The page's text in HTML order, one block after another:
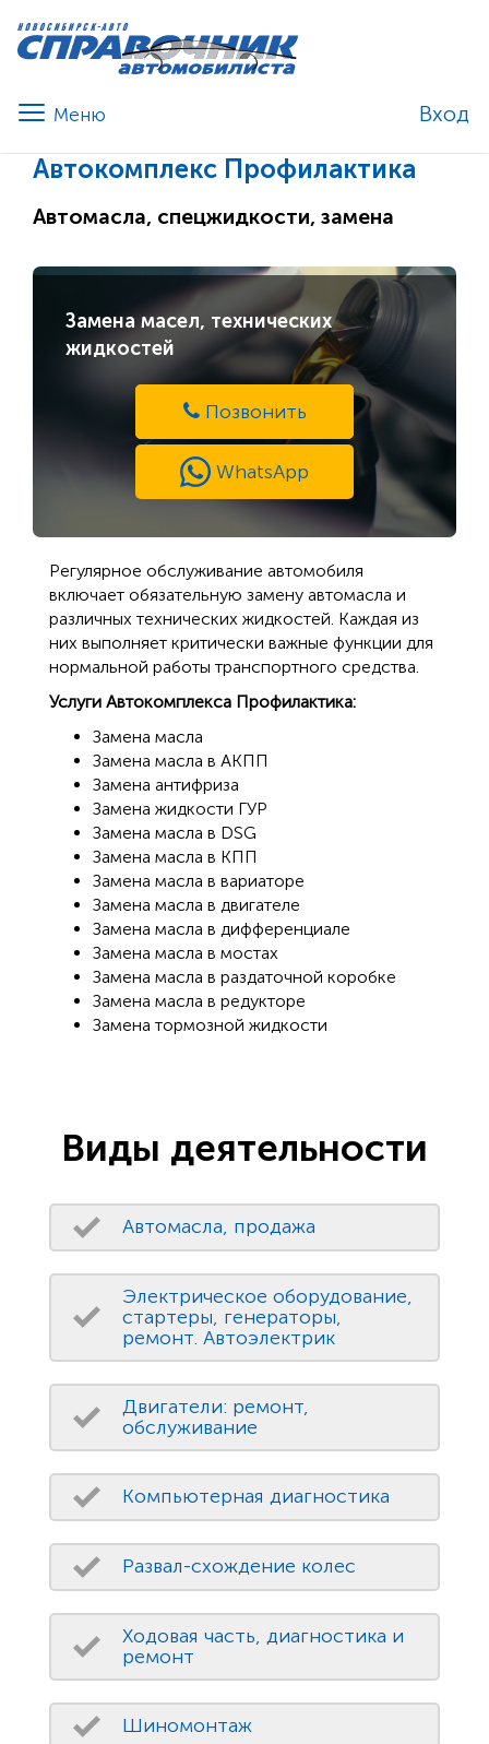
Вход
Автокомплекс Профилактика
Автомасла, спецжидкости, замена
Замена масел, технических
жидкостей
Позвонить
WhatsApp
Регулярное обслуживание автомобиля
включает обязательную замену автомасла и
различных технических жидкостей. Каждая из
них выполняет критически важные функции для
нормальной работы транспортного средства.
Услуги Автокомплекса Профилактика:
Замена масла
Замена масла в АКПП
Замена антифриза
Замена жидкости ГУР
Замена масла в DSG
Замена масла в КПП
Замена масла в вариаторе
Замена масла в двигателе
Замена масла в дифференциале
Замена масла в мостах
Замена масла в раздаточной коробке
Замена масла в редукторе
Замена тормозной жидкости
Виды деятельности
Автомасла, продажа
Электрическое оборудование,
стартеры, генераторы,
ремонт. Автоэлектрик
Двигатели: ремонт,
обслуживание
Компьютерная диагностика
Развал-схождение колес
Ходовая часть, диагностика и
ремонт
Шиномонтаж